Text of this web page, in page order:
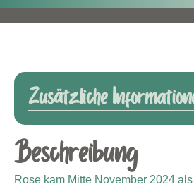
Zusätzliche
Beschreibung
Rose kam Mitte November 2024